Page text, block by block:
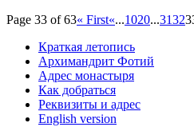
Христом,
поклониться
Ему
в
Вифлееме,
будем
следовать
Page 33 of 63« First«...1020...3132
Краткая летопись
Архимандрит Фотий
Адрес монастыря
Как добраться
Реквизиты и адрес
English version